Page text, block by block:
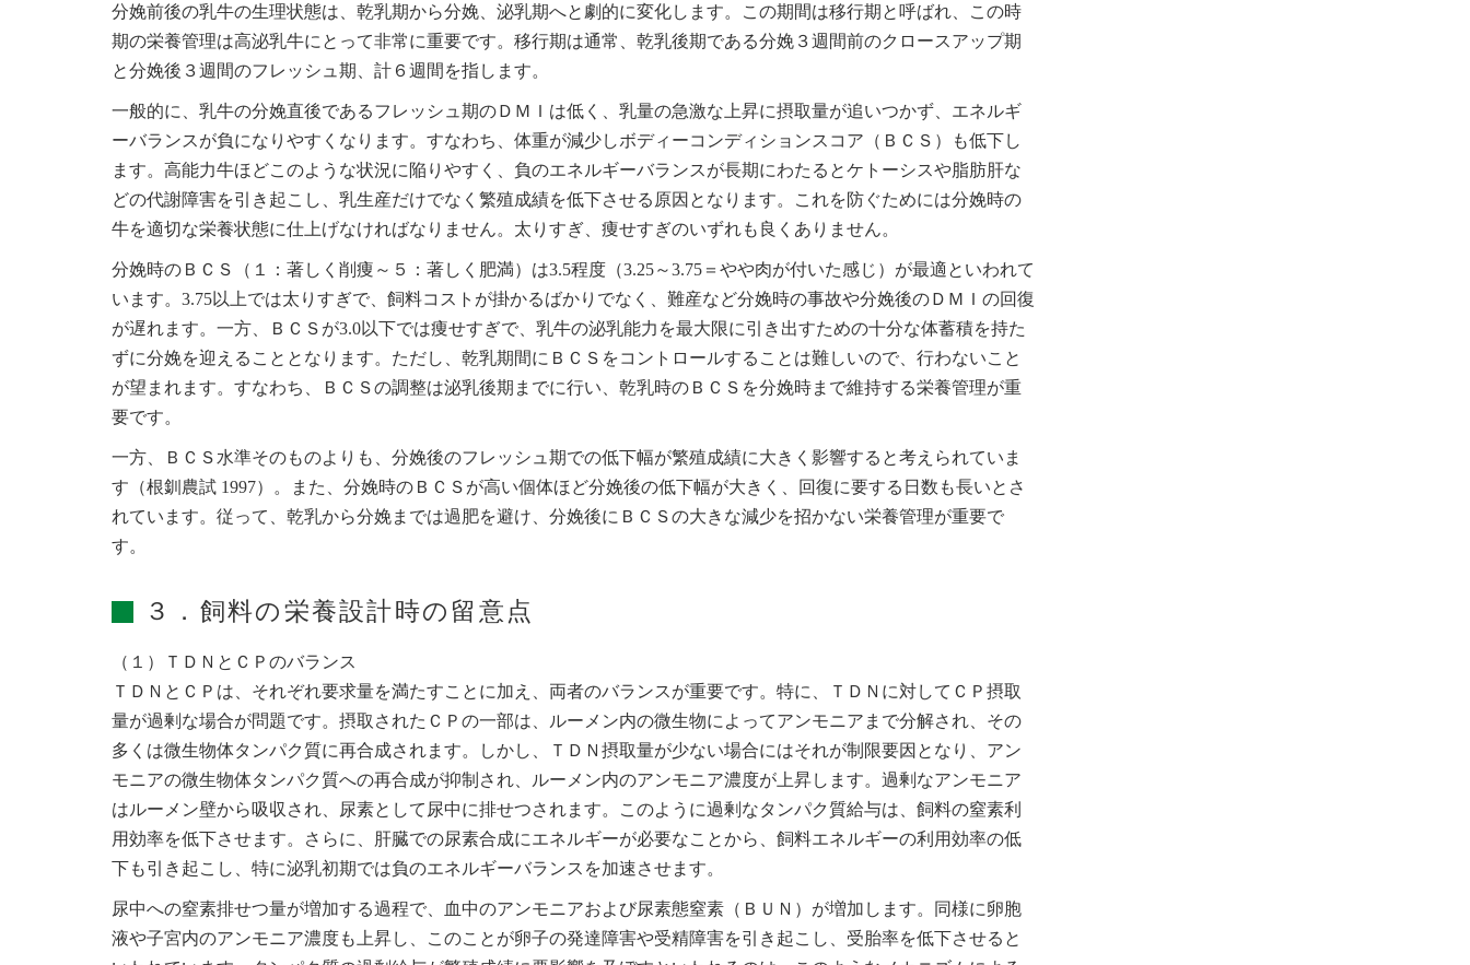
分娩前後の乳牛の生理状態は、乾乳期から分娩、泌乳期へと劇的に変化します。この期間は移行期と呼ばれ、この時
期の栄養管理は高泌乳牛にとって非常に重要です。移行期は通常、乾乳後期である分娩３週間前のクロースアップ期
と分娩後３週間のフレッシュ期、計６週間を指します。
一般的に、乳牛の分娩直後であるフレッシュ期のＤＭＩは低く、乳量の急激な上昇に摂取量が追いつかず、エネルギ
ーバランスが負になりやすくなります。すなわち、体重が減少しボディーコンディションスコア（ＢＣＳ）も低下し
ます。高能力牛ほどこのような状況に陥りやすく、負のエネルギーバランスが長期にわたるとケトーシスや脂肪肝な
どの代謝障害を引き起こし、乳生産だけでなく繁殖成績を低下させる原因となります。これを防ぐためには分娩時の
牛を適切な栄養状態に仕上げなければなりません。太りすぎ、痩せすぎのいずれも良くありません。
分娩時のＢＣＳ（１：著しく削痩～５：著しく肥満）は3.5程度（3.25～3.75＝やや肉が付いた感じ）が最適といわれて
います。3.75以上では太りすぎで、飼料コストが掛かるばかりでなく、難産など分娩時の事故や分娩後のＤＭＩの回復
が遅れます。一方、ＢＣＳが3.0以下では痩せすぎで、乳牛の泌乳能力を最大限に引き出すための十分な体蓄積を持た
ずに分娩を迎えることとなります。ただし、乾乳期間にＢＣＳをコントロールすることは難しいので、行わないこと
が望まれます。すなわち、ＢＣＳの調整は泌乳後期までに行い、乾乳時のＢＣＳを分娩時まで維持する栄養管理が重
要です。
一方、ＢＣＳ水準そのものよりも、分娩後のフレッシュ期での低下幅が繁殖成績に大きく影響すると考えられていま
す（根釧農試 1997）。また、分娩時のＢＣＳが高い個体ほど分娩後の低下幅が大きく、回復に要する日数も長いとさ
れています。従って、乾乳から分娩までは過肥を避け、分娩後にＢＣＳの大きな減少を招かない栄養管理が重要で
す。
３．飼料の栄養設計時の留意点
（１）ＴＤＮとＣＰのバランス
ＴＤＮとＣＰは、それぞれ要求量を満たすことに加え、両者のバランスが重要です。特に、ＴＤＮに対してＣＰ摂取
量が過剰な場合が問題です。摂取されたＣＰの一部は、ルーメン内の微生物によってアンモニアまで分解され、その
多くは微生物体タンパク質に再合成されます。しかし、ＴＤＮ摂取量が少ない場合にはそれが制限要因となり、アン
モニアの微生物体タンパク質への再合成が抑制され、ルーメン内のアンモニア濃度が上昇します。過剰なアンモニア
はルーメン壁から吸収され、尿素として尿中に排せつされます。このように過剰なタンパク質給与は、飼料の窒素利
用効率を低下させます。さらに、肝臓での尿素合成にエネルギーが必要なことから、飼料エネルギーの利用効率の低
下も引き起こし、特に泌乳初期では負のエネルギーバランスを加速させます。
尿中への窒素排せつ量が増加する過程で、血中のアンモニアおよび尿素態窒素（ＢＵＮ）が増加します。同様に卵胞
液や子宮内のアンモニア濃度も上昇し、このことが卵子の発達障害や受精障害を引き起こし、受胎率を低下させると